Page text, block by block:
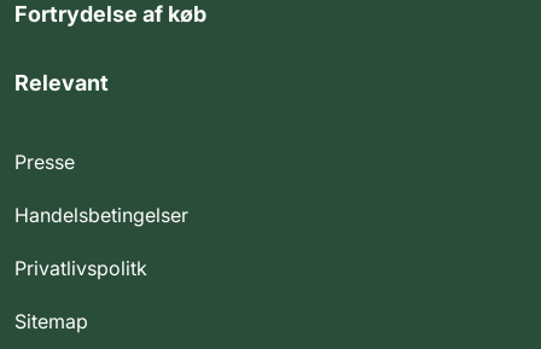
Fortrydelse af køb
Relevant
Presse
Handelsbetingelser
Privatlivspolitk
Sitemap